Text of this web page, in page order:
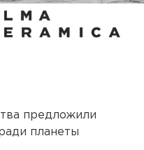
предложили
планеты